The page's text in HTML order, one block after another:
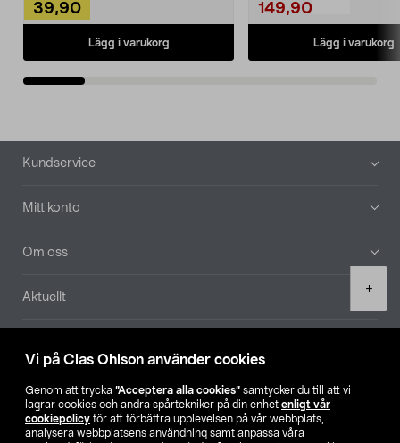
Vi på Clas Ohlson använder cookies
Genom att trycka ”Acceptera alla cookies” samtycker du till att vi
lagrar cookies och andra spårtekniker på din enhet enligt vår
cookiepolicy för att förbättra upplevelsen på vår webbplats,
analysera webbplatsens användning samt anpassa våra
+
39,90
Lägg i varukorg
149,90
Lägg i varukorg
Sidfot
Kundservice
Mitt konto
Om oss
Aktuellt
Hitta butik
SE NO FI